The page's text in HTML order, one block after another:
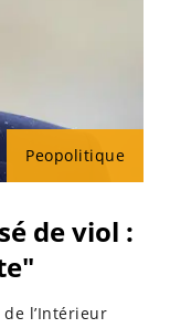
Peopolitique
de viol :
l’Intérieur